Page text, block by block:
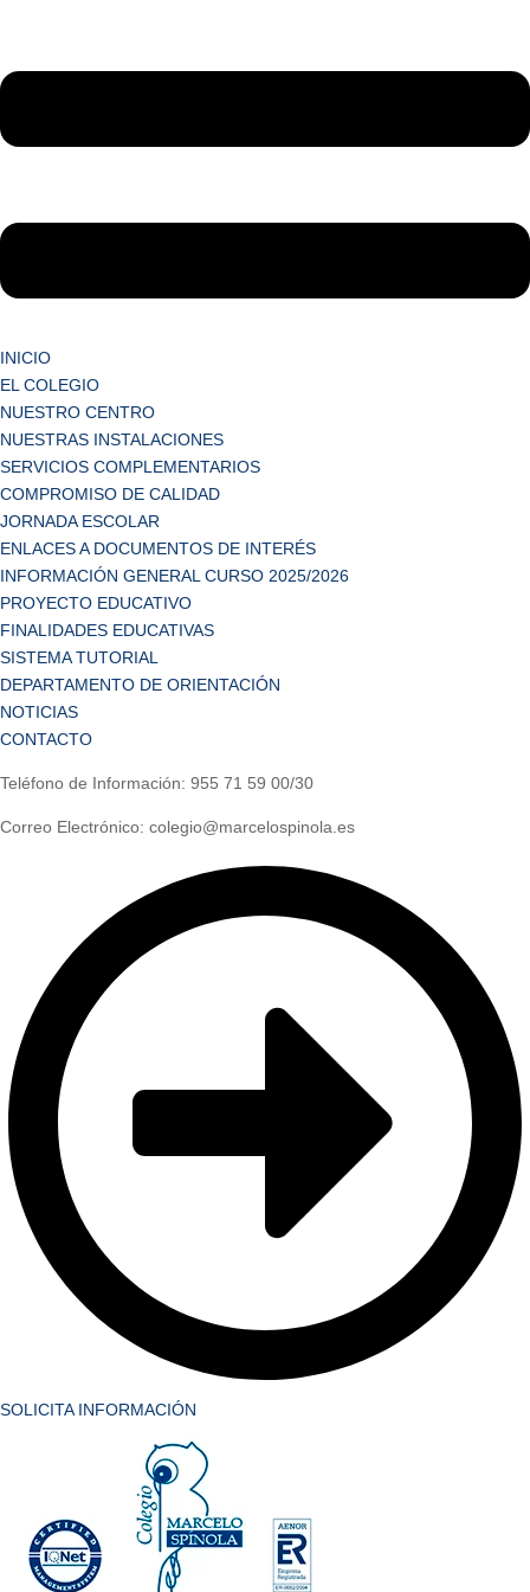
INICIO
EL COLEGIO
NUESTRO CENTRO
NUESTRAS INSTALACIONES
SERVICIOS COMPLEMENTARIOS
COMPROMISO DE CALIDAD
JORNADA ESCOLAR
ENLACES A DOCUMENTOS DE INTERÉS
INFORMACIÓN GENERAL CURSO 2025/2026
PROYECTO EDUCATIVO
FINALIDADES EDUCATIVAS
SISTEMA TUTORIAL
DEPARTAMENTO DE ORIENTACIÓN
NOTICIAS
CONTACTO
Teléfono de Información: 955 71 59 00/30
Correo Electrónico: colegio@marcelospinola.es
SOLICITA INFORMACIÓN